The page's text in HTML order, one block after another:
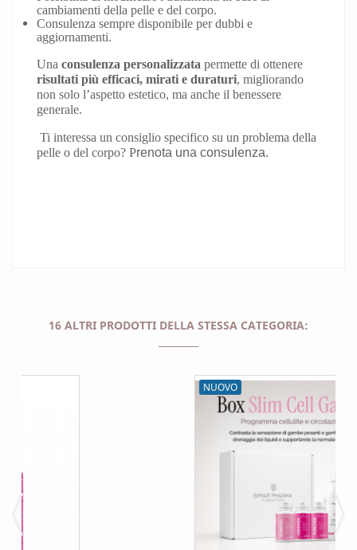
cambiamenti della pelle e del corpo.
Consulenza sempre disponibile per dubbi e
aggiornamenti.
Una consulenza personalizzata permette di ottenere
risultati più efficaci, mirati e duraturi, migliorando
non solo l’aspetto estetico, ma anche il benessere
generale.
Ti interessa un consiglio specifico su un problema della
pelle o del corpo? Prenota una consulenza.
16 ALTRI PRODOTTI DELLA STESSA CATEGORIA: